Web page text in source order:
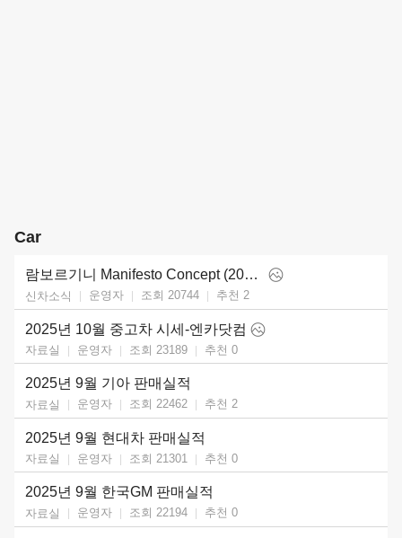
Car
람보르기니 Manifesto Concept (2025)
신차소식 운영자 조회 20744 추천 2
2025년 10월 중고차 시세-엔카닷컴
자료실 운영자 조회 23189 추천 0
2025년 9월 기아 판매실적
자료실 운영자 조회 22462 추천 2
2025년 9월 현대차 판매실적
자료실 운영자 조회 21301 추천 0
2025년 9월 한국GM 판매실적
자료실 운영자 조회 22194 추천 0